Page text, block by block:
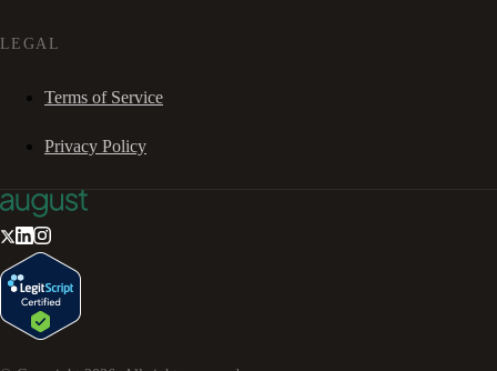
LEGAL
Terms of Service
Privacy Policy